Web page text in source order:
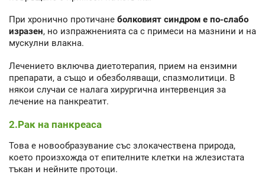
При хронично протичане болковият синдром е по-слабо
изразен, но изпражненията са с примеси на мазнини и на
мускулни влакна.
Лечението включва диетотерапия, прием на ензимни
препарати, а също и обезболяващи, спазмолитици. В
някои случаи се налага хирургична интервенция за
лечение на панкреатит.
2.Рак на панкреаса
Това е новообразувание със злокачествена природа,
което произхожда от епителните клетки на жлезистата
тъкан и нейните протоци.